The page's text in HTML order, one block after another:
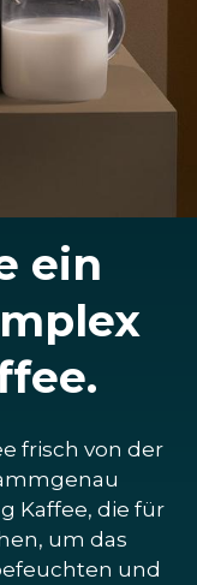
ein
frisch von der
Kaffee, die für
um das
und